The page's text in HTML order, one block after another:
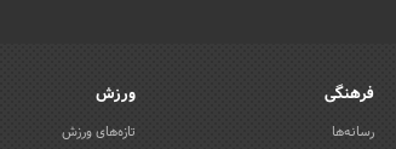
فرهنگی
رسانه‌ها
ورزش
تازه‌های ورزش